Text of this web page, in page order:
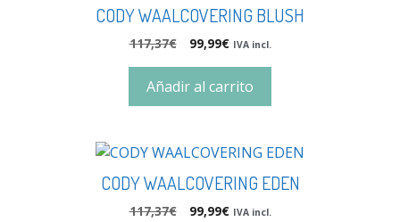
CODY WAALCOVERING BLUSH
117,37€ 99,99€ IVA incl.
Añadir al carrito
CODY WAALCOVERING EDEN
117,37€ 99,99€ IVA incl.